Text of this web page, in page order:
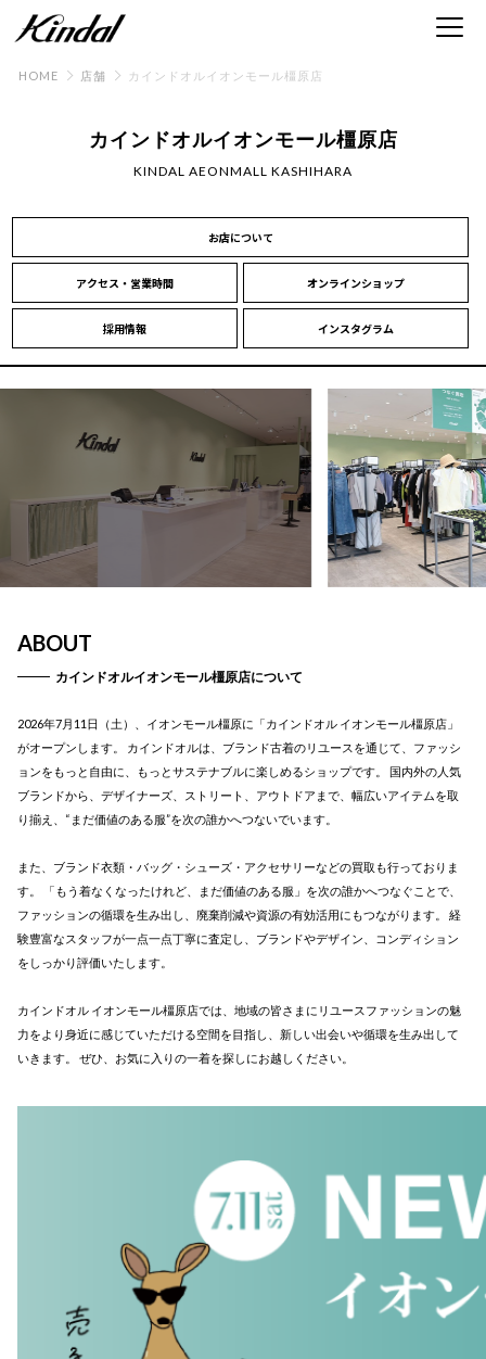
HOME 店舗 カインドオルイオンモール橿原店
カインドオルイオンモール橿原店
KINDAL AEONMALL KASHIHARA
お店について
アクセス・営業時間 オンラインショップ
採用情報 インスタグラム
ABOUT
カインドオルイオンモール橿原店について
2026年7月11日（土）、イオンモール橿原に「カインドオル イオンモール橿原店」
がオープンします。 カインドオルは、ブランド古着のリユースを通じて、ファッシ
ョンをもっと自由に、もっとサステナブルに楽しめるショップです。 国内外の人気
ブランドから、デザイナーズ、ストリート、アウトドアまで、幅広いアイテムを取
り揃え、“まだ価値のある服”を次の誰かへつないでいます。
また、ブランド衣類・バッグ・シューズ・アクセサリーなどの買取も行っておりま
す。 「もう着なくなったけれど、まだ価値のある服」を次の誰かへつなぐことで、
ファッションの循環を生み出し、廃棄削減や資源の有効活用にもつながります。 経
験豊富なスタッフが一点一点丁寧に査定し、ブランドやデザイン、コンディション
をしっかり評価いたします。
カインドオル イオンモール橿原店では、地域の皆さまにリユースファッションの魅
力をより身近に感じていただける空間を目指し、新しい出会いや循環を生み出して
いきます。 ぜひ、お気に入りの一着を探しにお越しください。